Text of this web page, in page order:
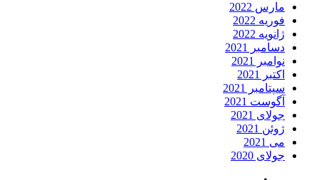
مارس 2022
فوریه 2022
ژانویه 2022
دسامبر 2021
نوامبر 2021
اکتبر 2021
سپتامبر 2021
آگوست 2021
جولای 2021
ژوئن 2021
می 2021
جولای 2020